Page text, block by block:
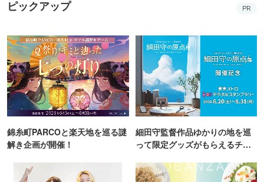
ピックアップ PR
錦糸町PARCOと楽天地を巡る謎
解き企画が開催！
細田守監督作品ゆかりの地を巡
って限定グッズがもらえるチャ